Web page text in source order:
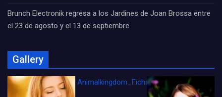
Brunch Electronik regresa a los Jardines de Joan Brossa entre
el 23 de agosto y el 13 de septiembre
Gallery
Animalkingdom_FichaCine